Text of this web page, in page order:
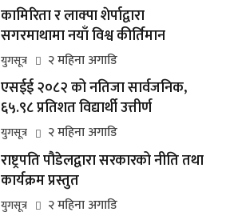
कामिरिता र लाक्पा शेर्पाद्वारा
सगरमाथामा नयाँ विश्व कीर्तिमान
युगसूत्र २ महिना अगाडि
एसईई २०८२ को नतिजा सार्वजनिक,
६५.९८ प्रतिशत विद्यार्थी उत्तीर्ण
युगसूत्र २ महिना अगाडि
राष्ट्रपति पौडेलद्वारा सरकारको नीति तथा
कार्यक्रम प्रस्तुत
युगसूत्र २ महिना अगाडि